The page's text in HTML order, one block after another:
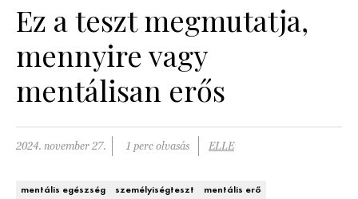
SZÉPSÉG
ÉLETMÓD
PÁRKAPCSOLAT
Ez a teszt megmutatja,
mennyire vagy
mentálisan erős
2024. november 27. 1 perc olvasás ELLE
mentális egészség személyiségteszt mentális erő